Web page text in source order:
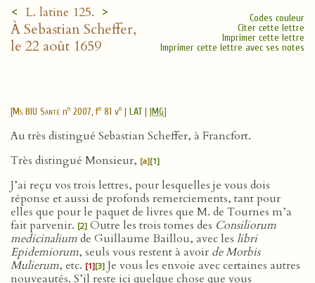
< L. latine 125. >
À Sebastian Scheffer,
le 22 août 1659
Codes couleur
Citer cette lettre
Imprimer cette lettre
Imprimer cette lettre avec ses notes
[Ms BIU Santé no 2007, fo 81 vo | LAT| IMG]
Au très distingué Sebastian Scheffer, à Francfort.
Très distingué Monsieur, [a][1]
J’ai reçu vos trois lettres, pour lesquelles je vous dois
réponse et aussi de profonds remerciements, tant pour
elles que pour le paquet de livres que M. de Tournes m’a
fait parvenir. [2] Outre les trois tomes des Consiliorum
medicinaliumde Guillaume Baillou, avec les libri
Epidemiorum, seuls vous restent à avoir de Morbis
Mulierum, etc. [1][3] Je vous les envoie avec certaines autres
nouveautés. S’il reste ici quelque chose que vous